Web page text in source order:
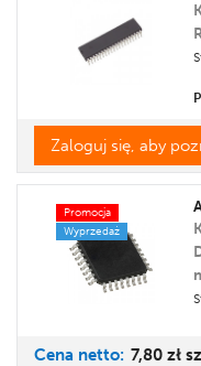
Zaloguj się, aby
Promocja
Wyprzedaż
Cena netto: 7,80 zł